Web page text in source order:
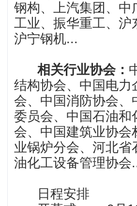
钢构、上汽集团、
工业、振华重工、
沪宁钢机...
相关行业协会：
结构协会、中国电
会、中国消防协会
委员会、中国石油
会、中国建筑业协
业锅炉分会、河北
油化工设备管理协会
日程安排